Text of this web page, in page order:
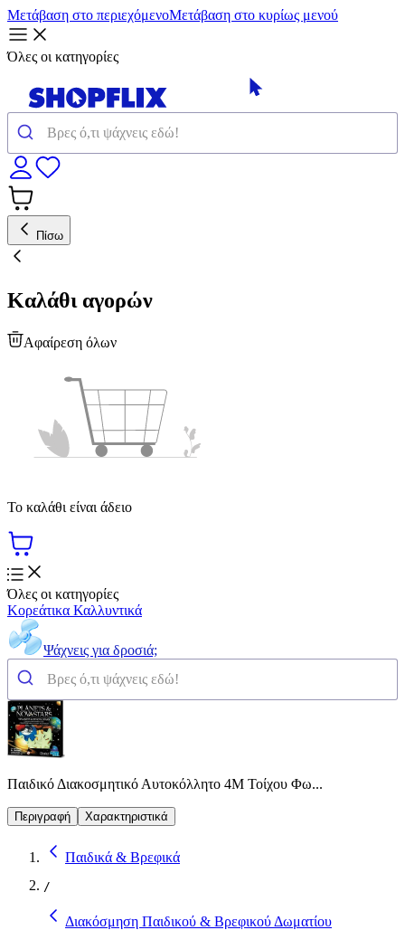
Μετάβαση στο περιεχόμενοΜετάβαση στο κυρίως μενού
Όλες οι κατηγορίες
Πίσω
Καλάθι αγορών
Αφαίρεση όλων
Το καλάθι είναι άδειο
Όλες οι κατηγορίες
Κορεάτικα Καλλυντικά
Ψάχνεις για δροσιά;
Παιδικό Διακοσμητικό Αυτοκόλλητο 4M Τοίχου Φω...
Περιγραφή Χαρακτηριστικά
Παιδικά & Βρεφικά
/
Διακόσμηση Παιδικού & Βρεφικού Δωματίου